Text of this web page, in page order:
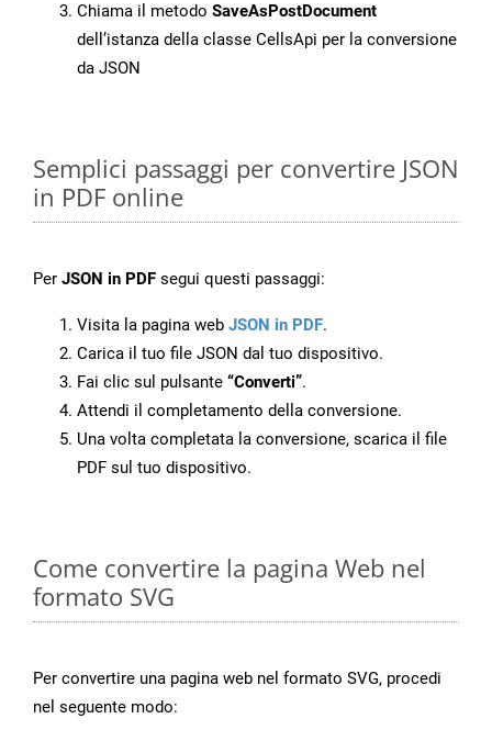
Chiama il metodo SaveAsPostDocument
dell’istanza della classe CellsApi per la conversione
da JSON
Semplici passaggi per convertire JSON
in PDF online
Per JSON in PDF segui questi passaggi:
Visita la pagina web JSON in PDF.
Carica il tuo file JSON dal tuo dispositivo.
Fai clic sul pulsante “Converti”.
Attendi il completamento della conversione.
Una volta completata la conversione, scarica il file
PDF sul tuo dispositivo.
Come convertire la pagina Web nel
formato SVG
Per convertire una pagina web nel formato SVG, procedi
nel seguente modo: